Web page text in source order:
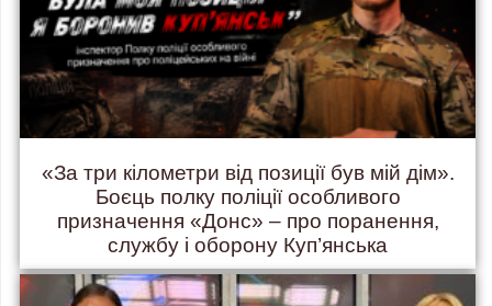
«За три кілометри від позиції був мій дім».
Боєць полку поліції особливого
призначення «Донс» – про поранення,
службу і оборону Куп’янська